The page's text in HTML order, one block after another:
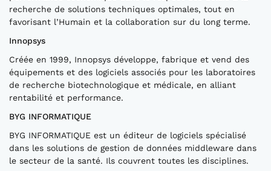
recherche de solutions techniques optimales, tout en
favorisant l’Humain et la collaboration sur du long terme.
Innopsys
Créée en 1999, Innopsys développe, fabrique et vend des
équipements et des logiciels associés pour les laboratoires
de recherche biotechnologique et médicale, en alliant
rentabilité et performance.
BYG INFORMATIQUE
BYG INFORMATIQUE est un éditeur de logiciels spécialisé
dans les solutions de gestion de données middleware dans
le secteur de la santé. Ils couvrent toutes les disciplines.